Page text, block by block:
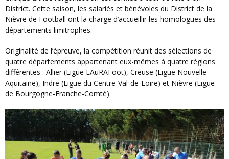
District. Cette saison, les salariés et bénévoles du District de la
Nièvre de Football ont la charge d’accueillir les homologues des
départements limitrophes.
Originalité de l’épreuve, la compétition réunit des sélections de
quatre départements appartenant eux-mêmes à quatre régions
différentes : Allier (Ligue LAuRAFoot), Creuse (Ligue Nouvelle-
Aquitaine), Indre (Ligue du Centre-Val-de-Loire) et Nièvre (Ligue
de Bourgogne-Franche-Comté).